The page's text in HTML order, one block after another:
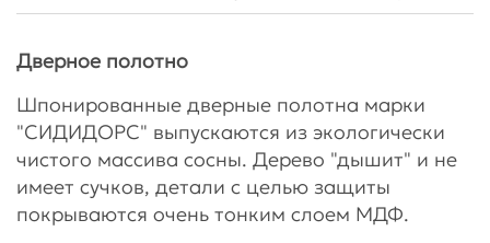
Дверное полотно
Шпонированные дверные полотна марки
"СИДИДОРС" выпускаются из экологически
чистого массива сосны. Дерево "дышит" и не
имеет сучков, детали с целью защиты
покрываются очень тонким слоем МДФ.